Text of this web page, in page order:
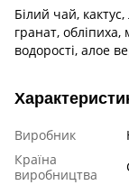
Білий чай,
гранат,
водорості, алое
Виробник
Країна
виробництва